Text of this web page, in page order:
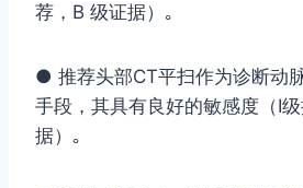
荐，B 级证据）｡
● 推荐头部CT平扫作为诊断动
手段，其具有良好的敏感度（Ⅰ
据）｡